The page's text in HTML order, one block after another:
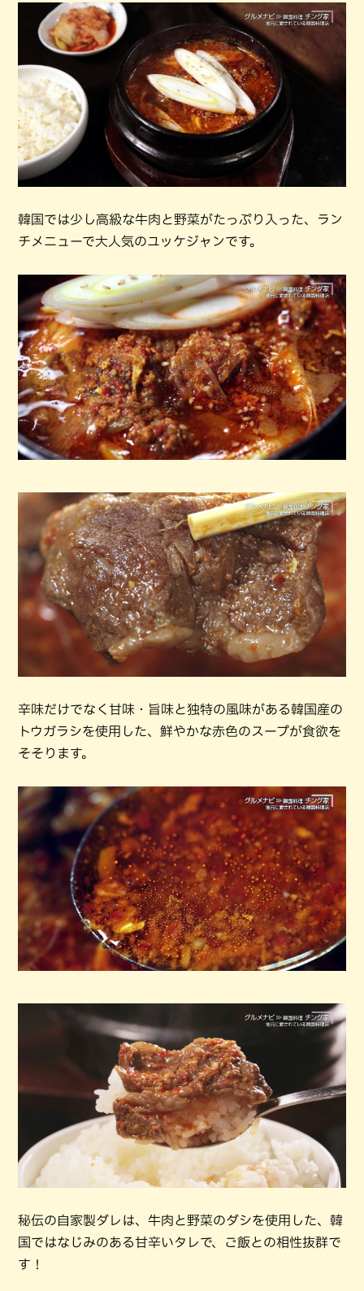
韓国では少し高級な牛肉と野菜がたっぷり入った、ラン
チメニューで大人気のユッケジャンです。
辛味だけでなく甘味・旨味と独特の風味がある韓国産の
トウガラシを使用した、鮮やかな赤色のスープが食欲を
そそります。
秘伝の自家製ダレは、牛肉と野菜のダシを使用した、韓
国ではなじみのある甘辛いタレで、ご飯との相性抜群で
す！